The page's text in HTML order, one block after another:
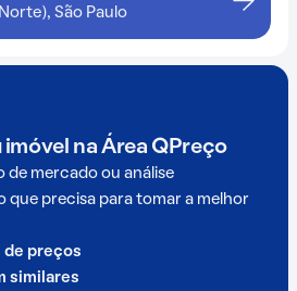
São Paulo
imóvel na Área QPreço
de mercado ou análise
que precisa para tomar a melhor
de preços
similares